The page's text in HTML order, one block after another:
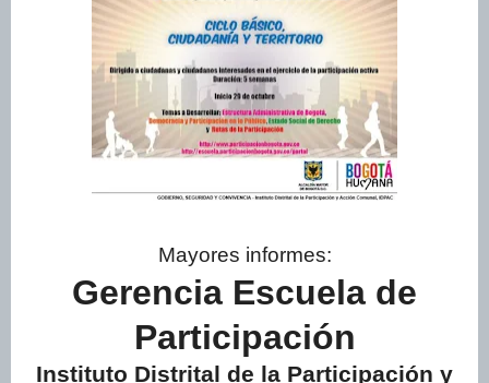
Mayores informes:
Gerencia Escuela de
Participación
Instituto Distrital de la Participación y